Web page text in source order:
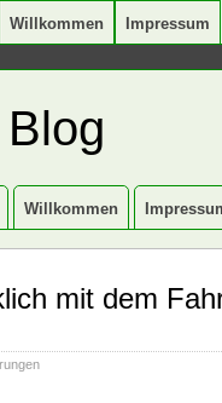
Willkommen Impressum
Willkommen
mit dem